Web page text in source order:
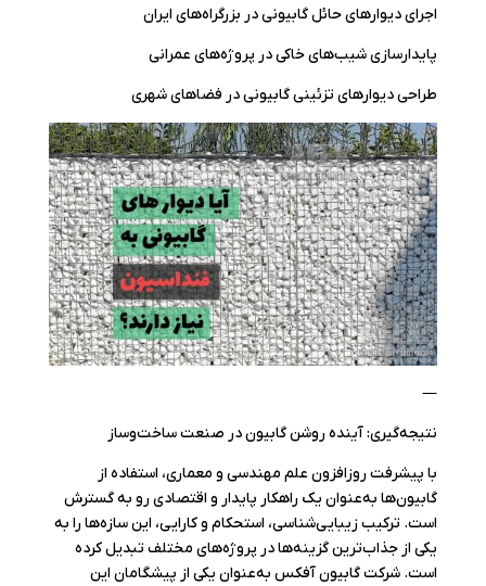
اجرای دیوارهای حائل گابیونی در بزرگراه‌های ایران
پایدارسازی شیب‌های خاکی در پروژه‌های عمرانی
طراحی دیوارهای تزئینی گابیونی در فضاهای شهری
—
نتیجه‌گیری: آینده روشن گابیون در صنعت ساخت‌وساز
با پیشرفت روزافزون علم مهندسی و معماری، استفاده از
گابیون‌ها به‌عنوان یک راهکار پایدار و اقتصادی رو به گسترش
است. ترکیب زیبایی‌شناسی، استحکام و کارایی، این سازه‌ها را به
یکی از جذاب‌ترین گزینه‌ها در پروژه‌های مختلف تبدیل کرده
است. شرکت گابیون آفکس به‌عنوان یکی از پیشگامان این